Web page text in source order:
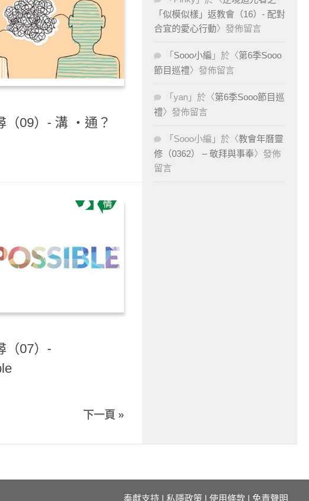
（09）- 溝 ‧通？
（07）-
下一頁 »
「似模似樣」返教會（16）- 配對
合宜的愛心行動〉發佈留言
「 Sooo小編 」於〈第6季Sooo
節目巡禮〉發佈留言
「 yan 」於〈第6季Sooo節目巡
禮〉發佈留言
「 Sooo小編 」於〈教會年曆靈
修（0362） – 敬拜與事奉〉發佈
留言
奉獻支持 | 私隱政策 | 使用條款 | 免責聲明